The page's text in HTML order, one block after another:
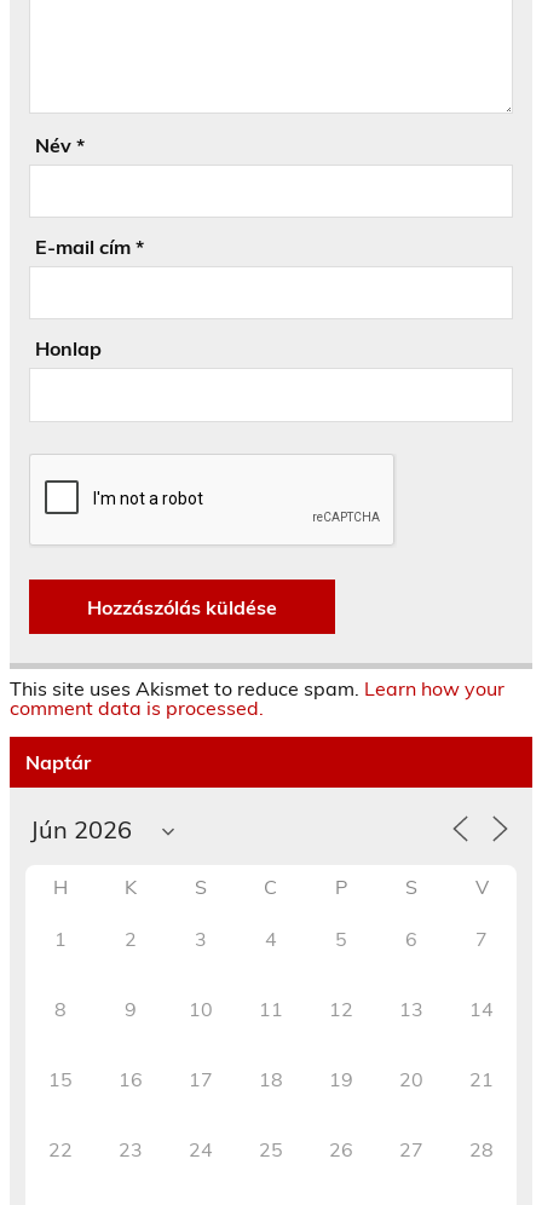
Név *
E-mail cím *
Honlap
This site uses Akismet to reduce spam. Learn how your
comment data is processed.
Naptár
H K S C P S V
1 2 3 4 5 6 7
8 9 10 11 12 13 14
15 16 17 18 19 20 21
22 23 24 25 26 27 28